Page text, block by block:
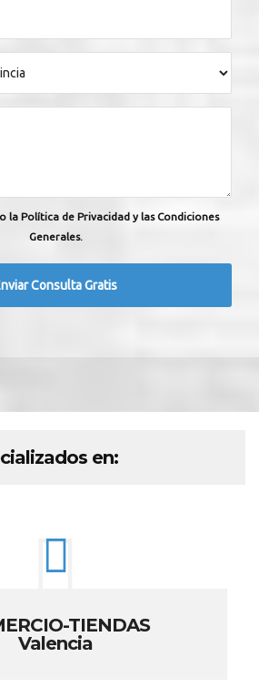
la Política de Privacidad y las Condiciones
Generales.
en:
TIENDAS
Valencia